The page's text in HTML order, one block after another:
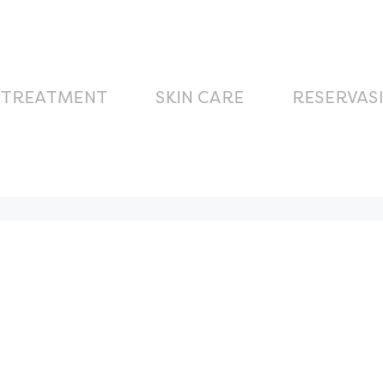
TREATMENT SKIN CARE RESERVASI